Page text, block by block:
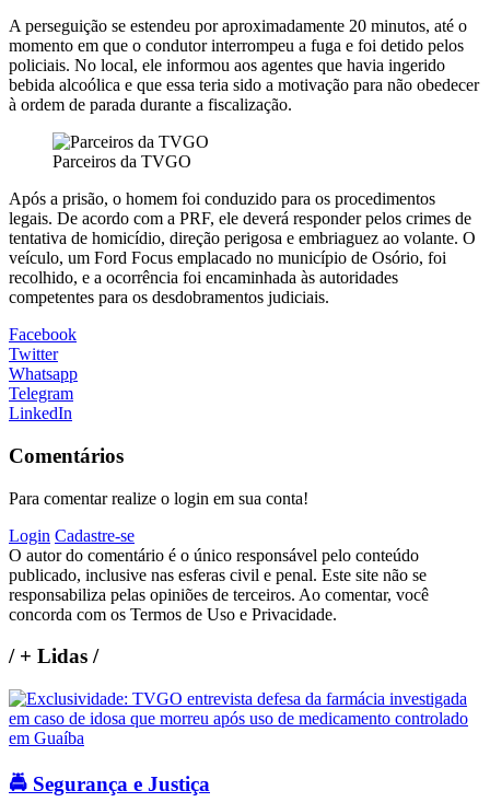
A perseguição se estendeu por aproximadamente 20 minutos, até o
momento em que o condutor interrompeu a fuga e foi detido pelos
policiais. No local, ele informou aos agentes que havia ingerido
bebida alcoólica e que essa teria sido a motivação para não obedecer
à ordem de parada durante a fiscalização.
Parceiros da TVGO
Após a prisão, o homem foi conduzido para os procedimentos
legais. De acordo com a PRF, ele deverá responder pelos crimes de
tentativa de homicídio, direção perigosa e embriaguez ao volante. O
veículo, um Ford Focus emplacado no município de Osório, foi
recolhido, e a ocorrência foi encaminhada às autoridades
competentes para os desdobramentos judiciais.
Facebook
Twitter
Whatsapp
Telegram
LinkedIn
Comentários
Para comentar realize o login em sua conta!
Login Cadastre-se
O autor do comentário é o único responsável pelo conteúdo
publicado, inclusive nas esferas civil e penal. Este site não se
responsabiliza pelas opiniões de terceiros. Ao comentar, você
concorda com os Termos de Uso e Privacidade.
/+ Lidas /
🚔 Segurança e Justiça